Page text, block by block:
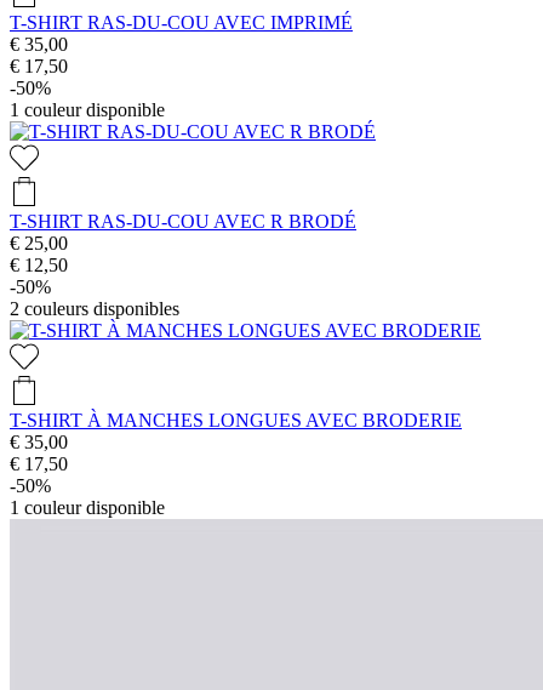
T-SHIRT RAS-DU-COU AVEC IMPRIMÉ
€ 35,00
€ 17,50
-50%
1 couleur disponible
T-SHIRT RAS-DU-COU AVEC R BRODÉ
€ 25,00
€ 12,50
-50%
2 couleurs disponibles
T-SHIRT À MANCHES LONGUES AVEC BRODERIE
€ 35,00
€ 17,50
-50%
1 couleur disponible